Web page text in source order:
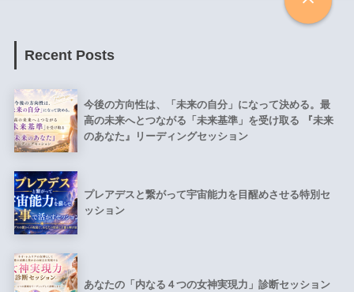
Recent Posts
今後の方向性は、「未来の自分」になって決める。最
高の未来へとつながる「未来基準」を受け取る 『未来
のあなた』リーディングセッション
プレアデスと繋がって宇宙能力を目醒めさせる特別セ
ッション
あなたの「内なる４つの女神実現力」診断セッション